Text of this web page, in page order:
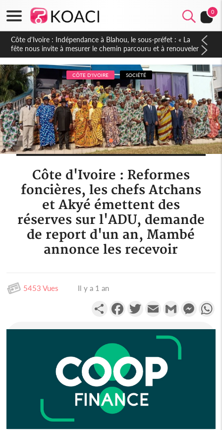
0
Côte d'Ivoire : Indépendance à Blahou, le sous-préfet : « La
fête nous invite à mesurer le chemin parcouru et à renouveler
notre engagement collectif en faveur du développement »
CÔTE D'IVOIRE SOCIÉTÉ
Côte d'Ivoire : Reformes
foncières, les chefs Atchans
et Akyé émettent des
réserves sur l'ADU, demande
de report d'un an, Mambé
annonce les recevoir
5453 Vues Il y a 1 an
PartagerFacebookTwitterEmail Gmail